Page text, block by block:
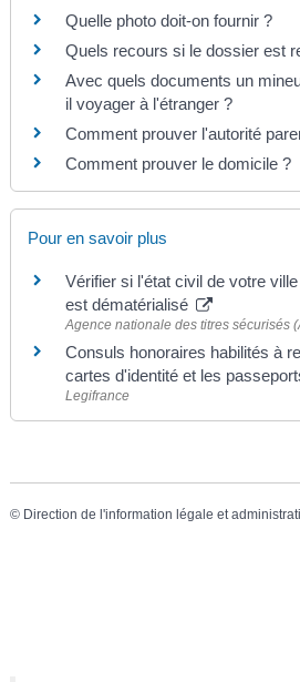
Quelle photo doit-on fournir ?
Quels recours si le dossier est
Avec quels documents un
il voyager à l'étranger ?
Comment prouver l'autorité
Comment prouver le domicile ?
Pour en savoir plus
Vérifier si l'état civil de votre
est dématérialisé
Agence nationale des titres sécurisés
Consuls honoraires habilités à
cartes d'identité et les
Legifrance
© Direction de l'information légale et